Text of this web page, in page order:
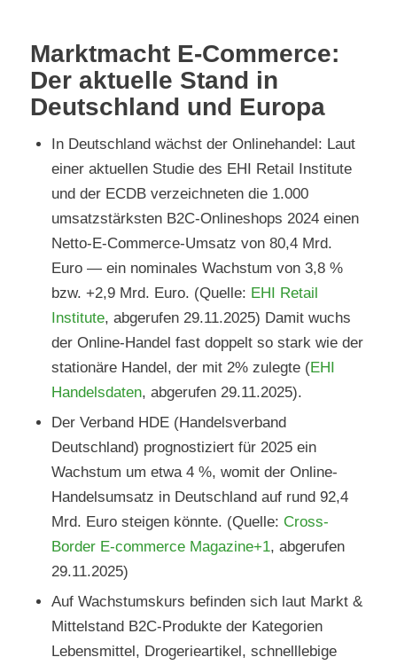
Marktmacht E-Commerce:
Der aktuelle Stand in
Deutschland und Europa
In Deutschland wächst der Onlinehandel: Laut
einer aktuellen Studie des EHI Retail Institute
und der ECDB verzeichneten die 1.000
umsatzstärksten B2C-Onlineshops 2024 einen
Netto-E-Commerce-Umsatz von 80,4 Mrd.
Euro — ein nominales Wachstum von 3,8 %
bzw. +2,9 Mrd. Euro. (Quelle: EHI Retail
Institute, abgerufen 29.11.2025) Damit wuchs
der Online-Handel fast doppelt so stark wie der
stationäre Handel, der mit 2% zulegte (EHI
Handelsdaten, abgerufen 29.11.2025).
Der Verband HDE (Handelsverband
Deutschland) prognostiziert für 2025 ein
Wachstum um etwa 4 %, womit der Online-
Handelsumsatz in Deutschland auf rund 92,4
Mrd. Euro steigen könnte. (Quelle: Cross-
Border E-commerce Magazine+1, abgerufen
29.11.2025)
Auf Wachstumskurs befinden sich laut Markt &
Mittelstand B2C-Produkte der Kategorien
Lebensmittel, Drogerieartikel, schnelllebige